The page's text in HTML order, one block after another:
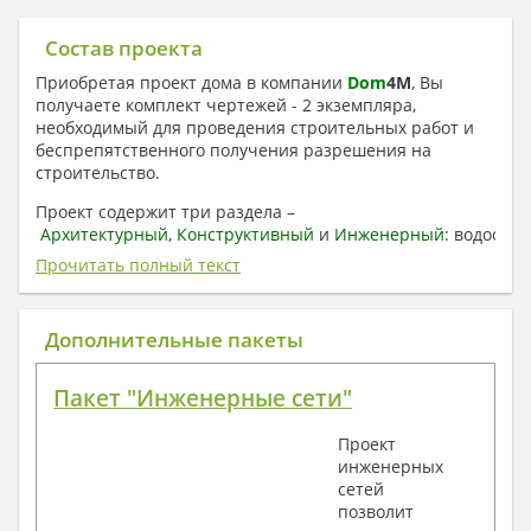
Состав проекта
Приобретая проект дома в компании Dom4M, Вы
получаете комплект чертежей - 2 экземпляра,
необходимый для проведения строительных работ и
беспрепятственного получения разрешения на
строительство.
Проект содержит три раздела –
Архитектурный, Конструктивный и Инженерный:
отопление, вентиляция, канализация,
электроснабжение (приобретается за дополнительную
плату) + Пояснительная записка.
1. Архитектурный раздел:
План координационных осей
Поэтажные маркировочные планы с
Разрезы и состав конструкций
Прочитать полный текст
Дополнительные пакеты
Пакет "Инженерные сети"
Проект
инженерных
сетей
позволит